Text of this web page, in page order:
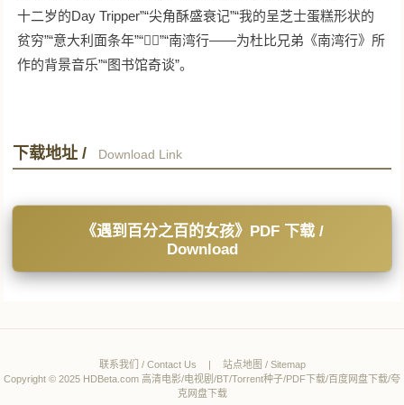
十二岁的Day Tripper”“尖角酥盛衰记”“我的呈芝士蛋糕形状的
贫穷”“意大利面条年”“”“南湾行——为杜比兄弟《南湾行》所
作的背景音乐”“图书馆奇谈”。
下载地址 / Download Link
《遇到百分之百的女孩》PDF 下载 /
Download
联系我们 / Contact Us |
站点地图 / Sitemap
Copyright © 2025 HDBeta.com 高清电影/电视剧/BT/Torrent种子/PDF下载/百度网盘下载/夸
克网盘下载